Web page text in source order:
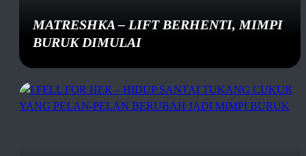
MATRESHKA – LIFT BERHENTI, MIMPI
BURUK DIMULAI